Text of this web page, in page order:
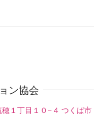
ン協会
１丁目１０−４ つくば市